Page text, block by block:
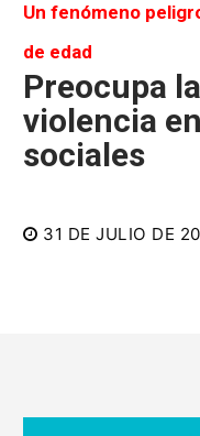
Un fenómeno
de edad
Preocupa
violencia
sociales
31 DE JULIO DE